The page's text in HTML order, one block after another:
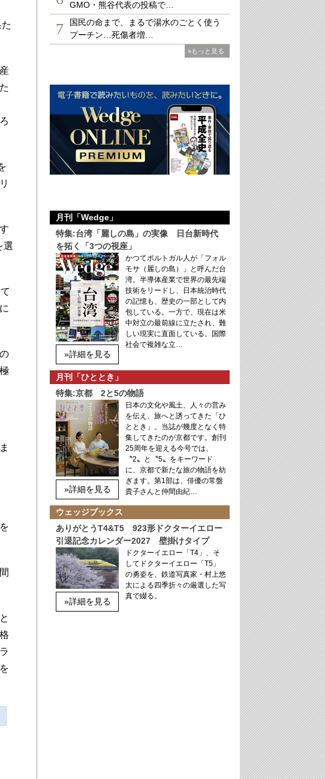
選
GMO・熊谷代表の投稿で…
7
国民の命まで、まるで湯水のごとく使う
プーチン…死傷者増…
»もっと見る
月刊「Wedge」
特集:台湾「麗しの島」の実像 日台新時代
を拓く「3つの視座」
»詳細を見る
かつてポルトガル人が「フォル
モサ（麗しの島）」と呼んだ台
湾。半導体産業で世界の最先端
技術をリードし、日本統治時代
の記憶も、歴史の一部として内
包している。一方で、現在は米
中対立の最前線に立たされ、難
しい現実に直面している。国際
社会で複雑な立…
月刊「ひととき」
特集:京都 2と5の物語
»詳細を見る
日本の文化や風土、人々の営み
を伝え、旅へと誘ってきた「ひ
ととき」。当誌が幾度となく特
集してきたのが京都です。創刊
25周年を迎える今号では、
〝2〟と〝5〟をキーワード
に、京都で新たな旅の物語を紡
ぎます。第1部は、俳優の常盤
貴子さんと仲間由紀…
ウェッジブックス
ありがとうT4&T5 923形ドクターイエロー
引退記念カレンダー2027 壁掛けタイプ
»詳細を見る
ドクターイエロー「T4」、そ
してドクターイエロー「T5」
の勇姿を、鉄道写真家・村上悠
太による四季折々の厳選した写
真で綴る。